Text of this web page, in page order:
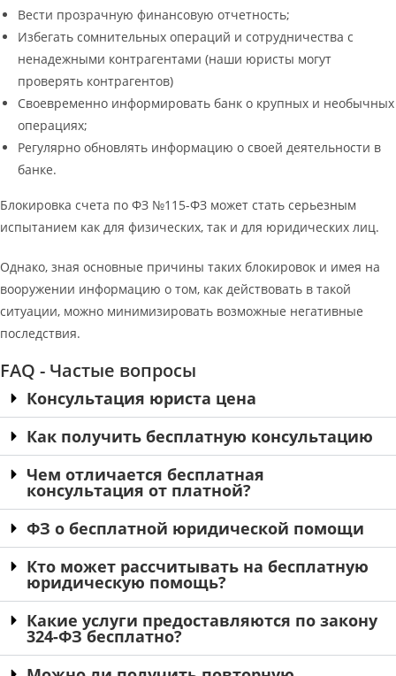
Вести прозрачную финансовую отчетность;
Избегать сомнительных операций и сотрудничества с
ненадежными контрагентами (наши юристы могут
проверять контрагентов)
Своевременно информировать банк о крупных и необычных
операциях;
Регулярно обновлять информацию о своей деятельности в
банке.
Блокировка счета по ФЗ №115-ФЗ может стать серьезным
испытанием как для физических, так и для юридических лиц.
Однако, зная основные причины таких блокировок и имея на
вооружении информацию о том, как действовать в такой
ситуации, можно минимизировать возможные негативные
последствия.
FAQ - Частые вопросы
Консультация юриста цена
Как получить бесплатную консультацию
Чем отличается бесплатная
консультация от платной?
ФЗ о бесплатной юридической помощи
Кто может рассчитывать на бесплатную
юридическую помощь?
Какие услуги предоставляются по закону
324-ФЗ бесплатно?